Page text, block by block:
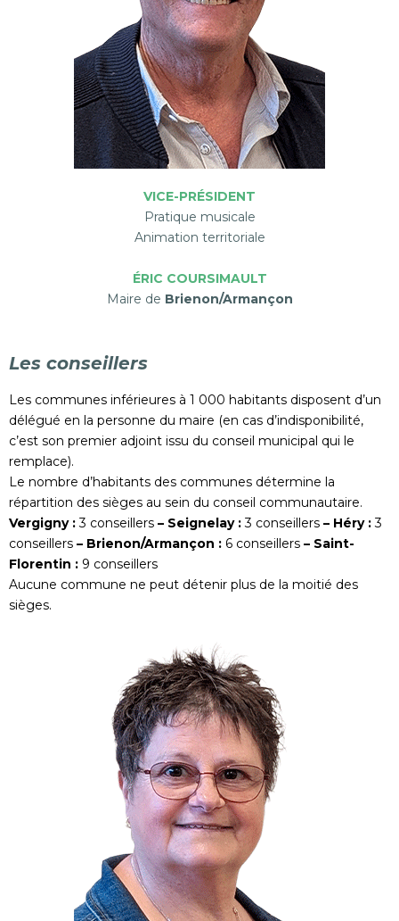
VICE-PRÉSIDENT
Pratique musicale
Animation territoriale
ÉRIC COURSIMAULT
Maire de Brienon/Armançon
Les conseillers
Les communes inférieures à 1 000 habitants disposent d’un
délégué en la personne du maire (en cas d’indisponibilité,
c’est son premier adjoint issu du conseil municipal qui le
remplace).
Le nombre d’habitants des communes détermine la
répartition des sièges au sein du conseil communautaire.
Vergigny :3 conseillers – Seignelay :3 conseillers – Héry :3
conseillers – Brienon/Armançon : 6 conseillers – Saint-
Florentin : 9 conseillers
Aucune commune ne peut détenir plus de la moitié des
sièges.